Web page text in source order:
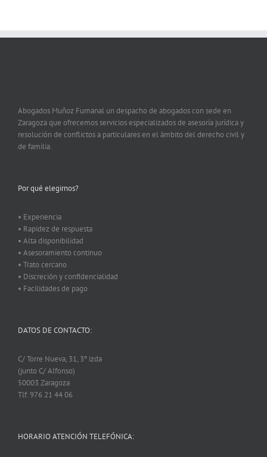
Abogados Muñoz Fumanal un despacho de abogados con sede en
Zaragoza que ofrecemos servicios especializados de asesoría jurídica y
resolución de conflictos a particulares en el ámbito del derecho civil y
de familia.
Por qué elegirnos?
• Experiencia
• Rapidez de respuesta
• Alta disponibilidad
• Asesoramiento continuo
• Trato cercano
• Discreción y confidencialidad
• Facilidades de pago
DATOS DE CONTACTO:
C/ Torre Nueva, 31, 3º izda
(junto C/ Alfonso)
50003 Zaragoza
Tlf. 976 21 44 06
HORARIO ATENCIÓN TELEFÓNICA: